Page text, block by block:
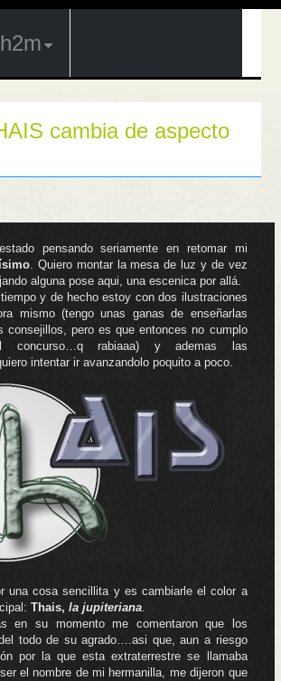
cambia de aspecto
pensando seriamente en retomar mi
. Quiero montar la mesa de luz y de vez
alguna pose aqui, una escenica por allá.
y de hecho estoy con dos ilustraciones
mismo (tengo unas ganas de enseñarlas
consejillos, pero es que entonces no cumplo
concurso…q rabiaaa) y ademas las
intentar ir avanzandolo poquito a poco.
una cosa sencillita y es cambiarle el color a
Thais,la jupiteriana.
en su momento me comentaron que los
todo de su agrado….asi que, aun a riesgo
por la que esta extraterrestre se llamaba
el nombre de mi hermanilla, me dijeron que